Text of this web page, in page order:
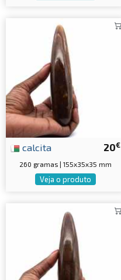
20€
calcita
260 gramas | 155x35x35 mm
Veja o produto